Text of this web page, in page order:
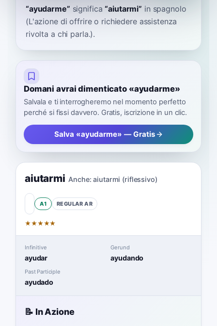
“ayudarme” significa “aiutarmi” in spagnolo
(L'azione di offrire o richiedere assistenza
rivolta a chi parla.).
Domani avrai dimenticato «ayudarme»
Salvala e ti interrogheremo nel momento perfetto
perché si fissi davvero. Gratis, iscrizione in un clic.
Salva «ayudarme» — Gratis
aiutarmi Anche: aiutarmi (riflessivo)
A1 REGULAR AR
★★★★★
Infinitive
ayudar
Gerund
ayudando
Past Participle
ayudado
📝 In Azione